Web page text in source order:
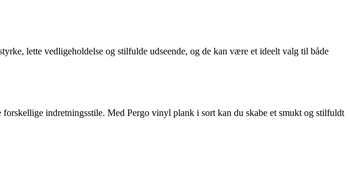
lette vedligeholdelse og stilfulde udseende, og de kan være et ideelt valg til både
indretningsstile. Med Pergo vinyl plank i sort kan du skabe et smukt og stilfuldt